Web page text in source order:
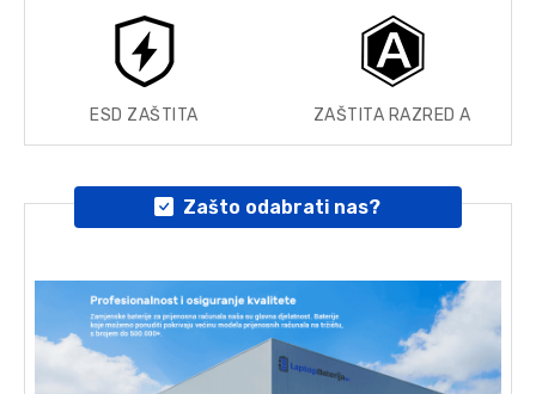
ESD ZAŠTITA ZAŠTITA RAZRED A
Zašto odabrati nas?